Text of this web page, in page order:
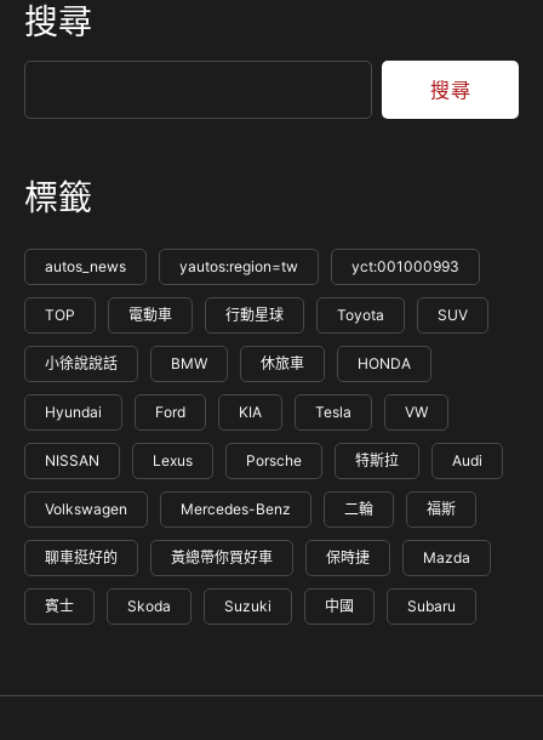
肯定：Giulia 再寫義式傳奇 作為德國最具代表性的性能車專
業雜誌，《SPORT A…
搜尋
搜尋
標籤
autos_news yautos:region=tw yct:001000993
TOP 電動車 行動星球 Toyota SUV
小徐說說話 BMW 休旅車 HONDA
Hyundai Ford KIA Tesla VW
NISSAN Lexus Porsche 特斯拉 Audi
Volkswagen Mercedes-Benz 二輪 福斯
聊車挺好的 黃總帶你買好車 保時捷 Mazda
賓士 Skoda Suzuki 中國 Subaru